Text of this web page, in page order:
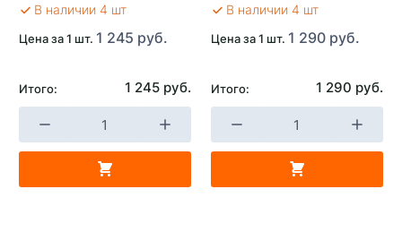
В наличии 4 шт
Цена за 1 шт. 1 245 руб.
Итого: 1 245 руб.
В наличии 4 шт
Цена за 1 шт. 1 290 руб.
Итого: 1 290 руб.